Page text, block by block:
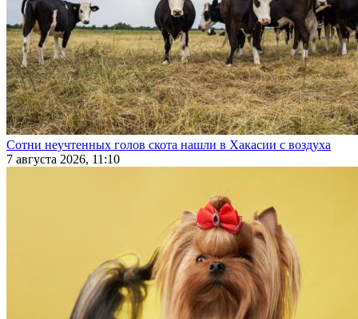
Сотни неучтенных голов скота нашли в Хакасии с воздуха
7 августа 2026, 11:10